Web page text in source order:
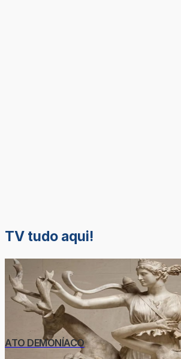
TV tudo aqui!
ATO DEMONÍACO